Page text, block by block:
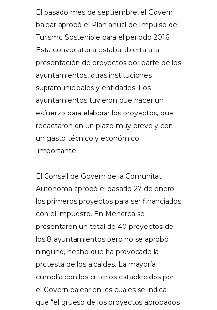
El pasado mes de septiembre, el Govern
balear aprobó el Plan anual de Impulso del
Turismo Sostenible para el periodo 2016.
Esta convocatoria estaba abierta a la
presentación de proyectos por parte de los
ayuntamientos, otras instituciones
supramunicipales y entidades. Los
ayuntamientos tuvieron que hacer un
esfuerzo para elaborar los proyectos, que
redactaron en un plazo muy breve y con
un gasto técnico y económico
importante.
El Consell de Govern de la Comunitat
Autònoma aprobó el pasado 27 de enero
los primeros proyectos para ser financiados
con el impuesto. En Menorca se
presentaron un total de 40 proyectos de
los 8 ayuntamientos pero no se aprobó
ninguno, hecho que ha provocado la
protesta de los alcaldes. La mayoría
cumplía con los criterios establecidos por
el Govern balear en los cuales se indica
que “el grueso de los proyectos aprobados